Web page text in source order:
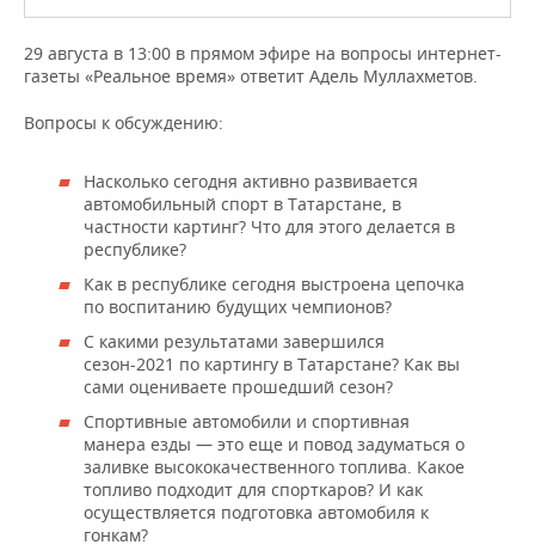
НЕФТЬ
ОПК
ЭНЕРГЕТИКА
РОЗНИЧНАЯ ТОРГОВЛЯ
НОВОСТИ ТЕХНОЛОГИЙ
ТЕЛЕКОММУНИКАЦИИ
МЕРОПРИЯТИЯ
БИЗНЕС-БРАНЧИ
ONLINE-КОНФЕРЕНЦИИ
ОТКРЫТАЯ ЛЕКЦИЯ
ФУТБОЛ
ХОККЕЙ
БАСКЕТБОЛ
ВОЛЕЙБОЛ
КИБЕРСПОРТ
ФИГУРНОЕ КАТАНИЕ
ВОДНЫЕ ВИДЫ СПОРТА
НОВОСТИ ОБЩЕСТВА
ВЛАСТЬ
ИНФРАСТРУКТУРА
ИСТОРИЯ
КУЛЬТУРА
МЕДИЦИНА
ОБРАЗОВАНИЕ
ФОТОГАЛЕРЕЯ
СЮЖЕТЫ
СПРАВОЧНИК
СПИСОК ПЕРСОН
СПИСОК КОМПАНИЙ
ПОЛНАЯ ВЕРСИЯ
29 августа в 13:00 в прямом эфире на вопросы интернет-
газеты «Реальное время» ответит Адель Муллахметов.
Вопросы к обсуждению:
Насколько сегодня активно развивается
автомобильный спорт в Татарстане, в
частности картинг? Что для этого делается в
республике?
Как в республике сегодня выстроена цепочка
по воспитанию будущих чемпионов?
С какими результатами завершился
сезон-2021 по картингу в Татарстане? Как вы
сами оцениваете прошедший сезон?
Спортивные автомобили и спортивная
манера езды — это еще и повод задуматься о
заливке высококачественного топлива. Какое
топливо подходит для спорткаров? И как
осуществляется подготовка автомобиля к
гонкам?